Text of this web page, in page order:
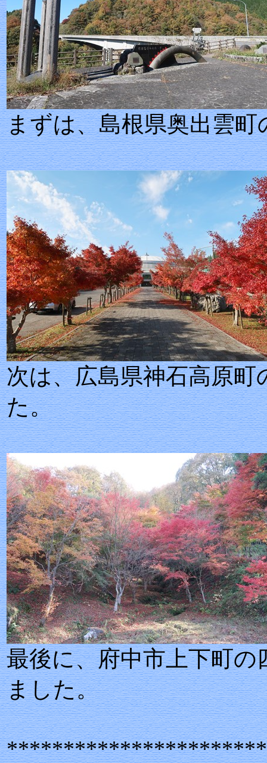
まずは、島根県奥
次は、広島県神
た。
最後に、府中
ました。